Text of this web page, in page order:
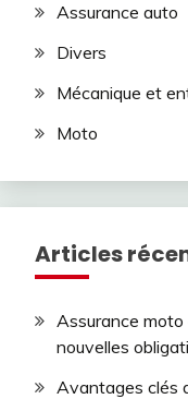
Assurance auto
Divers
Mécanique et
Moto
Articles
Assurance
nouvelles
Avantages clés